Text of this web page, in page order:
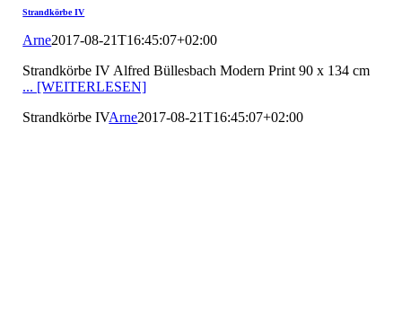
Strandkörbe IV
Arne2017-08-21T16:45:07+02:00
Strandkörbe IV Alfred Büllesbach Modern Print 90 x 134 cm
... [WEITERLESEN]
Strandkörbe IVArne2017-08-21T16:45:07+02:00